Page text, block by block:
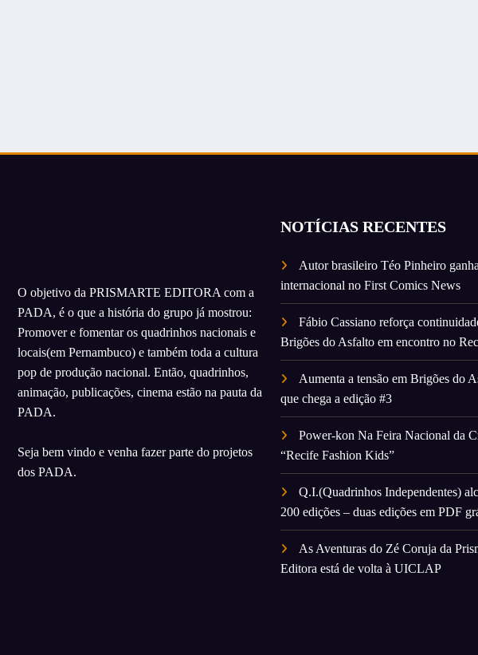
O objetivo da PRISMARTE EDITORA com a
PADA, é o que a história do grupo já mostrou:
Promover e fomentar os quadrinhos nacionais e
locais(em Pernambuco) e também toda a cultura
pop de produção nacional. Então, quadrinhos,
animação, publicações, cinema estão na pauta da
PADA.
Seja bem vindo e venha fazer parte do projetos
dos PADA.
NOTÍCIAS RECENTES
Autor brasileiro Téo Pinheiro
internacional no First Comics News
Fábio Cassiano reforça
Brigões do Asfalto em encontro no
Aumenta a tensão em Brigões do
que chega a edição #3
Power-kon Na Feira Nacional da
“Recife Fashion Kids”
Q.I.(Quadrinhos Independentes)
200 edições – duas edições em PDF
As Aventuras do Zé Coruja da
Editora está de volta à UICLAP